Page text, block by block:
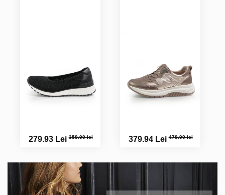
279.93 Lei359.90 lei 379.94 Lei479.90 lei